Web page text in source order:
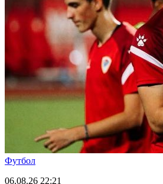
Футбол
06.08.26 22:21